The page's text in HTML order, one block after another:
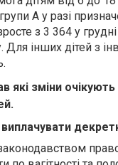
А у разі
з 3 364 у
Для інших дітей з
які зміни очікують